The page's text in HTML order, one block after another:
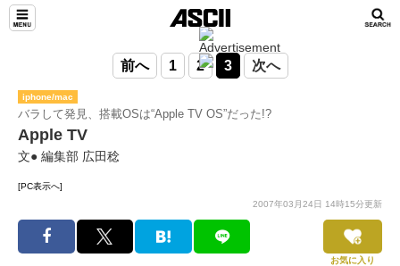
前へ 1 2 3 次へ
iphone/mac
バラして発見、搭載OSは“Apple TV OS”だった!?
Apple TV
文● 編集部 広田稔
[PC表示へ]
2007年03月24日 14時15分更新
お気に入り